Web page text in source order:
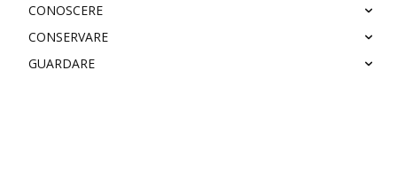
CONOSCERE
CONSERVARE
GUARDARE